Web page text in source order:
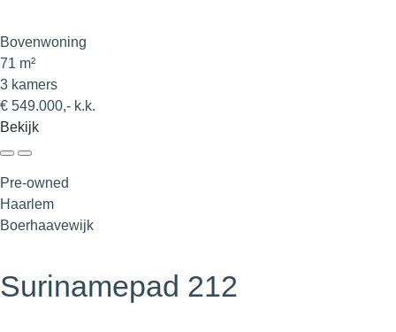
Bovenwoning
71 m²
3 kamers
€ 549.000,- k.k.
Bekijk
Pre-owned
Haarlem
Boerhaavewijk
Surinamepad 212